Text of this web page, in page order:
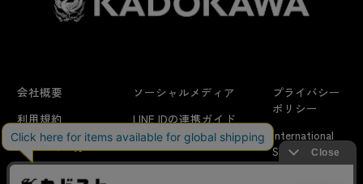
会社概要
利用規約
はじめての方へ
ソーシャルメディア
LINE IDの連携ガイド
FAQ
プライバシー
ポリシー
International
Shipping